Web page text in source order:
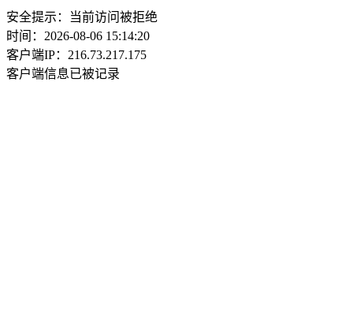
安全提示：当前访问被拒绝
时间：2026-08-06 15:14:20
客户端IP：216.73.217.175
客户端信息已被记录